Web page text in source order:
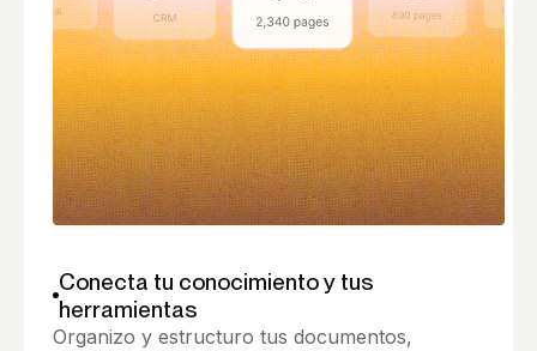
Conecta tu conocimiento y tus
herramientas
Organizo y estructuro tus documentos,